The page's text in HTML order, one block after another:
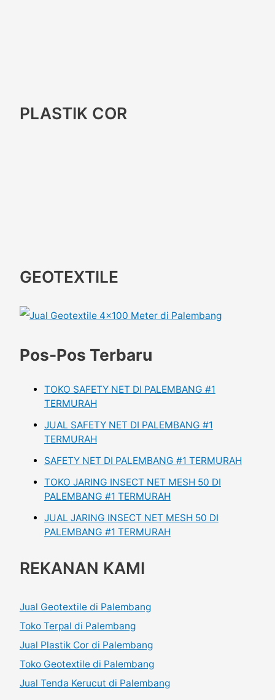
PLASTIK COR
GEOTEXTILE
Pos-Pos Terbaru
TOKO SAFETY NET DI PALEMBANG #1
TERMURAH
JUAL SAFETY NET DI PALEMBANG #1
TERMURAH
SAFETY NET DI PALEMBANG #1 TERMURAH
TOKO JARING INSECT NET MESH 50 DI
PALEMBANG #1 TERMURAH
JUAL JARING INSECT NET MESH 50 DI
PALEMBANG #1 TERMURAH
REKANAN KAMI
Jual Geotextile di Palembang
Toko Terpal di Palembang
Jual Plastik Cor di Palembang
Toko Geotextile di Palembang
Jual Tenda Kerucut di Palembang